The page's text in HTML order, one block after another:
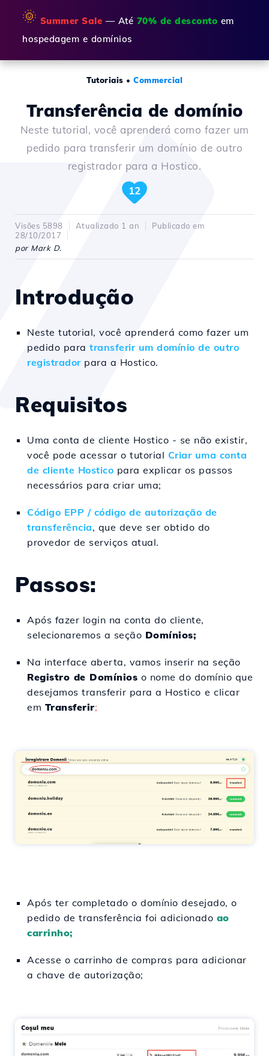
🌞 Summer Sale — Até 70% de desconto em
hospedagem e domínios
Tutoriais • Commercial
Transferência de domínio
Neste tutorial, você aprenderá como fazer um
pedido para transferir um domínio de outro
registrador para a Hostico.
12
Visões 5898 Atualizado 1 an
Publicado em
28/10/2017
por Mark D.
Introdução
Neste tutorial, você aprenderá como fazer um
pedido para transferir um domínio de outro
registradorpara a Hostico.
Requisitos
Uma conta de cliente Hostico - se não existir,
você pode acessar o tutorial Criar uma conta
de cliente Hostico para explicar os passos
necessários para criar uma;
Código EPP / código de autorização de
transferência, que deve ser obtido do
provedor de serviços atual.
Passos:
Após fazer login na conta do cliente,
selecionaremos a seção Domínios;
Na interface aberta, vamos inserir na seção
Registro de Domínios o nome do domínio que
desejamos transferir para a Hostico e clicar
em Transferir;
Após ter completado o domínio desejado, o
pedido de transferência foi adicionado ao
carrinho;
Acesse o carrinho de compras para adicionar
a chave de autorização;